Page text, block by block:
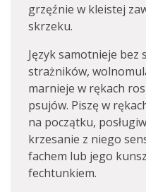
grzęźnie w kleistej
skrzeku.
Język samotnieje
strażników,
marnieje w rękach
psujów. Piszę w
na początku,
krzesanie z niego
fachem lub jego
fechtunkiem.